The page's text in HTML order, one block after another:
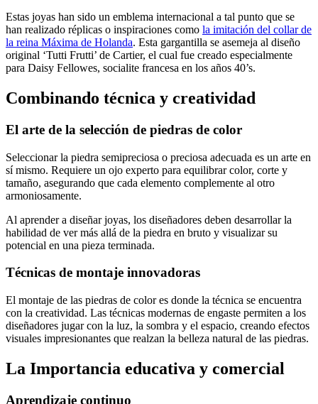
Estas joyas han sido un emblema internacional a tal punto que se
han realizado réplicas o inspiraciones como la imitación del collar de
la reina Máxima de Holanda. Esta gargantilla se asemeja al diseño
original ‘Tutti Frutti’ de Cartier, el cual fue creado especialmente
para Daisy Fellowes, socialite francesa en los años 40’s.
Combinando técnica y creatividad
El arte de la selección de piedras de color
Seleccionar la piedra semipreciosa o preciosa adecuada es un arte en
sí mismo. Requiere un ojo experto para equilibrar color, corte y
tamaño, asegurando que cada elemento complemente al otro
armoniosamente.
Al aprender a diseñar joyas, los diseñadores deben desarrollar la
habilidad de ver más allá de la piedra en bruto y visualizar su
potencial en una pieza terminada.
Técnicas de montaje innovadoras
El montaje de las piedras de color es donde la técnica se encuentra
con la creatividad. Las técnicas modernas de engaste permiten a los
diseñadores jugar con la luz, la sombra y el espacio, creando efectos
visuales impresionantes que realzan la belleza natural de las piedras.
La Importancia educativa y comercial
Aprendizaje continuo